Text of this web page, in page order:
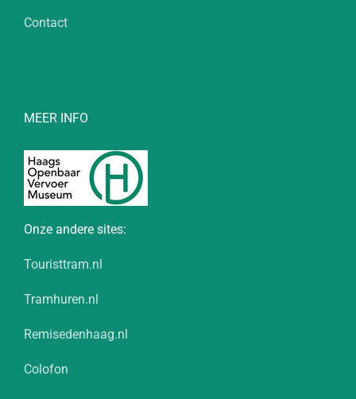
Contact
MEER INFO
Onze andere sites:
Touristtram.nl
Tramhuren.nl
Remisedenhaag.nl
Colofon